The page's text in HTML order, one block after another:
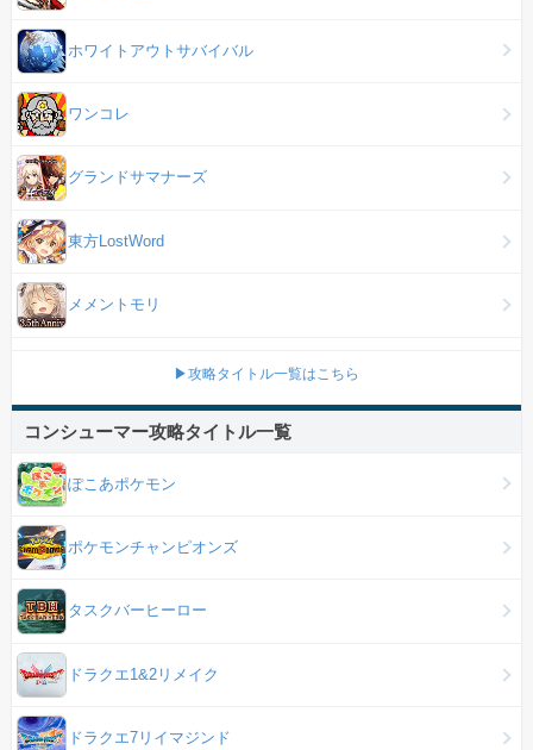
ホワイトアウトサバイバル
ワンコレ
グランドサマナーズ
東方LostWord
メメントモリ
▶攻略タイトル一覧はこちら
コンシューマー攻略タイトル一覧
ぽこあポケモン
ポケモンチャンピオンズ
タスクバーヒーロー
ドラクエ1&2リメイク
ドラクエ7リイマジンド